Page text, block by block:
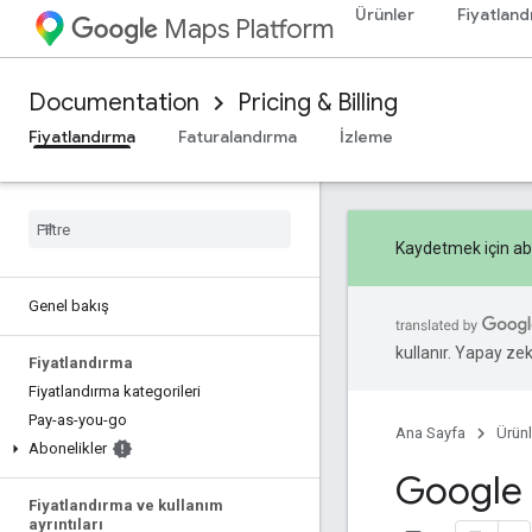
Maps Platform Ürünler
Documentation Pricing & Billing
Fiyatlandırma Faturalandırma İzleme
Genel bakış
Fiyatlandırma
Fiyatlandırma kategorileri
Pay-as-you-go
Abonelikler
Fiyatlandırma ve kullanım
ayrıntıları
Kaydetmek için
kullanır. Yapay
Ana Sayfa
Google